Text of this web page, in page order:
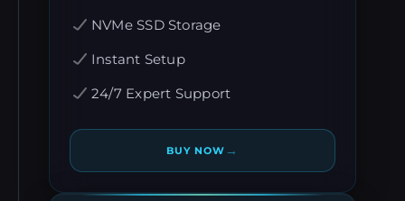
NVMe SSD Storage
Instant Setup
24/7 Expert Support
BUY NOW →